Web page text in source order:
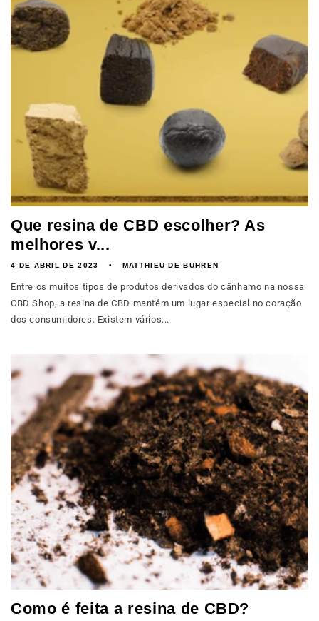
Que resina de CBD escolher? As
melhores v...
4 DE ABRIL DE 2023 MATTHIEU DE BUHREN
Entre os muitos tipos de produtos derivados do cânhamo na nossa
CBD Shop, a resina de CBD mantém um lugar especial no coração
dos consumidores. Existem vários...
Como é feita a resina de CBD?